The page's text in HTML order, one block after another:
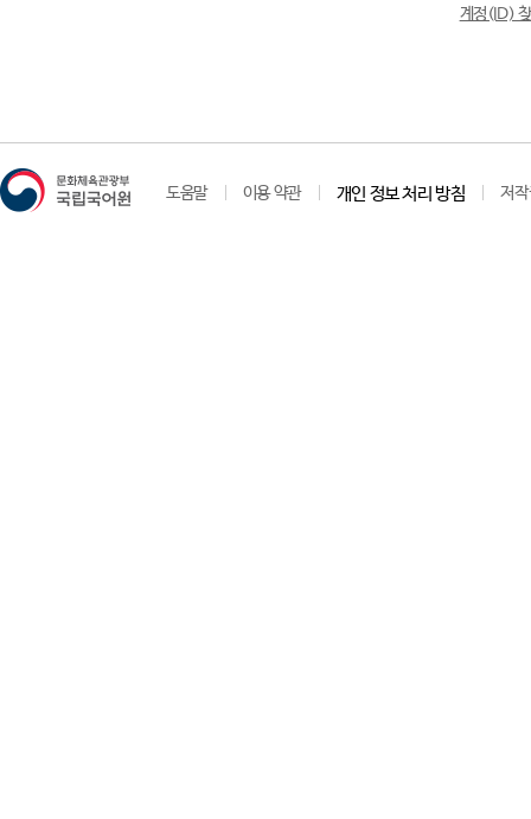
계정(ID)
도움말 이용 약관 개인 정보 처리 방침 저